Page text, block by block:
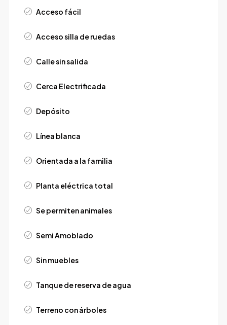
Acceso fácil
Acceso silla de ruedas
Calle sin salida
Cerca Electrificada
Depósito
Línea blanca
Orientada a la familia
Planta eléctrica total
Se permiten animales
Semi Amoblado
Sin muebles
Tanque de reserva de agua
Terreno con árboles